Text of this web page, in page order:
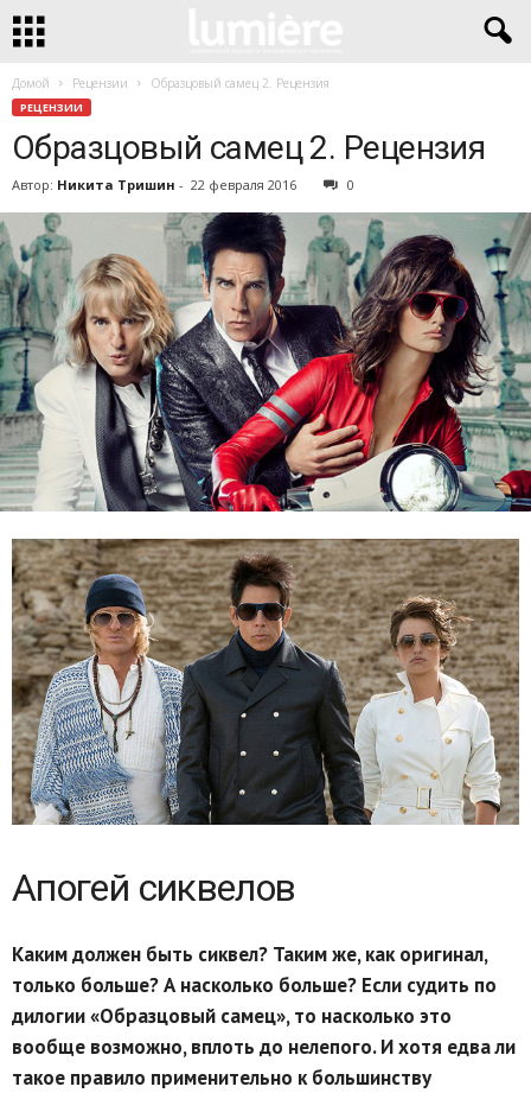
Домой Рецензии Образцовый самец 2. Рецензия
РЕЦЕНЗИИ
Образцовый самец 2. Рецензия
Автор: Никита Тришин - 22 февраля 2016 0
Апогей сиквелов
Каким должен быть сиквел? Таким же, как оригинал,
только больше? А насколько больше? Если судить по
дилогии «Образцовый самец», то насколько это
вообще возможно, вплоть до нелепого. И хотя едва ли
такое правило применительно к большинству